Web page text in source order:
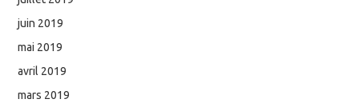
juin 2019
mai 2019
avril 2019
mars 2019